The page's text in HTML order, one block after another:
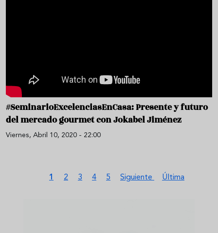
#SeminarioExcelenciasEnCasa: Presente y futuro
del mercado gourmet con Jokabel Jiménez
Viernes, Abril 10, 2020 - 22:00
PaginaciónPágina actual
1 Página
2 Página
3 Página
4 Página
5 Siguiente página
Siguiente Última página
Última